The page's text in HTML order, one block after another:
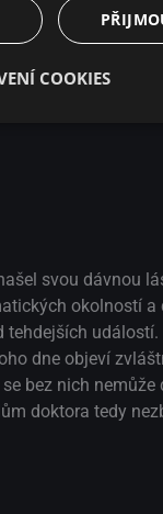
svou dávnou
okolností
tehdejších událostí.
dne objeví
bez nich
doktora tedy
COOKIES